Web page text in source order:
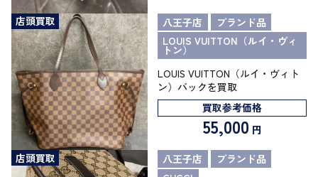
店頭買取 八王子店
ブランド品
LOUIS VUITTON（ルイ・ヴィ
トン）
LOUIS VUITTON（ルイ・ヴィト
ン）バックを買取
買取参考価格
55,000 円
店頭買取
八王子店
ブランド品